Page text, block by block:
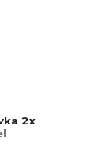
spotlight
barvy